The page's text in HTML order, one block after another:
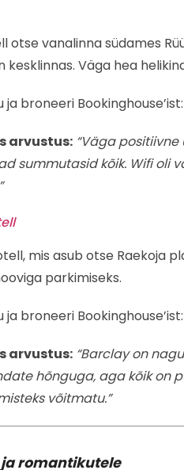
otse vanalinna südames
kesklinnas. Väga hea
ja broneeri
arvustus: “Väga
summutasid kõik. Wifi oli
mis asub otse Raekoja
parkimiseks.
ja broneeri
arvustus: “Barclay on
hõnguga, aga kõik on
võitmatu.”
ja romantikutele